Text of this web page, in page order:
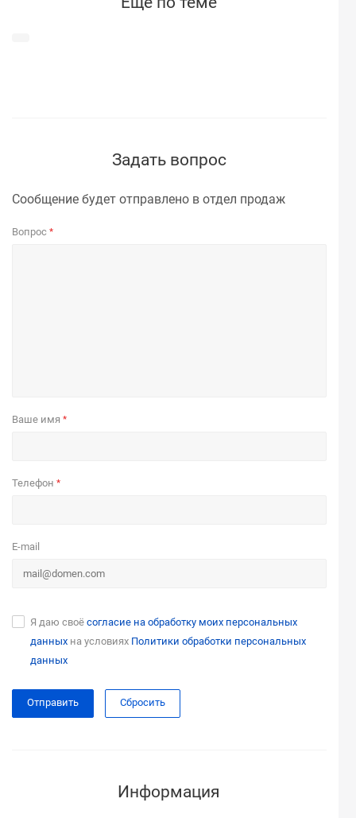
Задать вопрос
Сообщение будет отправлено в отдел продаж
Вопрос *
Ваше имя *
Телефон *
E-mail
Я даю своё согласие на обработку моих персональных
данных на условиях Политики обработки персональных
данных
Сбросить
Информация